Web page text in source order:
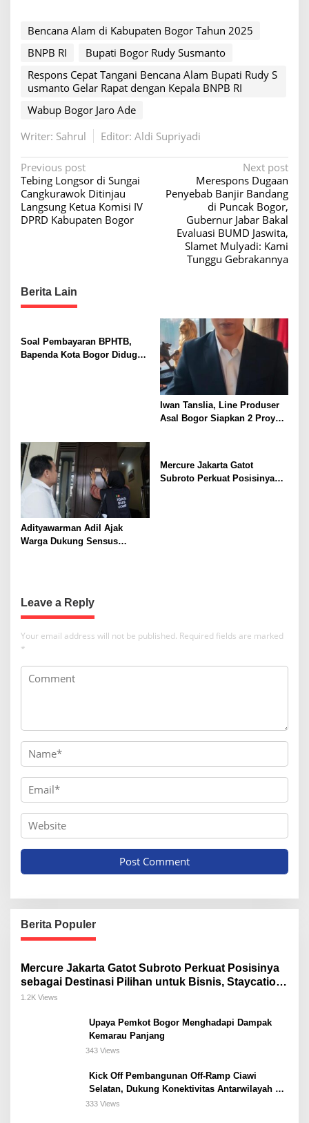
Bencana Alam di Kabupaten Bogor Tahun 2025
BNPB RI
Bupati Bogor Rudy Susmanto
Respons Cepat Tangani Bencana Alam Bupati Rudy S
usmanto Gelar Rapat dengan Kepala BNPB RI
Wabup Bogor Jaro Ade
Writer: Sahrul
Editor: Aldi Supriyadi
P
o
s
t
v
i
a
t
Previous post
Tebing Longsor di Sungai
Cangkurawok Ditinjau
Langsung Ketua Komisi IV
DPRD Kabupaten Bogor
Next post
Merespons Dugaan
Penyebab Banjir Bandang
di Puncak Bogor,
Gubernur Jabar Bakal
Evaluasi BUMD Jaswita,
Slamet Mulyadi: Kami
Tunggu Gebrakannya
Berita Lain
Soal Pembayaran BPHTB,
Bapenda Kota Bogor Diduga
Iwan Tanslia, Line Produser
Asal Bogor Siapkan 2 Proyek
Adityawarman Adil Ajak
Warga Dukung Sensus
Mercure Jakarta Gatot
Subroto Perkuat Posisinya
Leave a Reply
Your email address will not be published. Required fields are marked
*
Berita Populer
Mercure Jakarta Gatot Subroto Perkuat Posisinya
sebagai Destinasi Pilihan untuk Bisnis, Staycation,
Meeting, dan Kuliner di Jakarta Selatan
1.2K Views
Upaya Pemkot Bogor Menghadapi Dampak
Kemarau Panjang
343 Views
Kick Off Pembangunan Off-Ramp Ciawi
Selatan, Dukung Konektivitas Antarwilayah di
Bogor Selatan
333 Views